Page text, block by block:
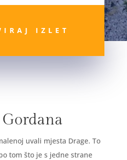
IZLET
uvali mjesta Drage. To
tom što je s jedne strane